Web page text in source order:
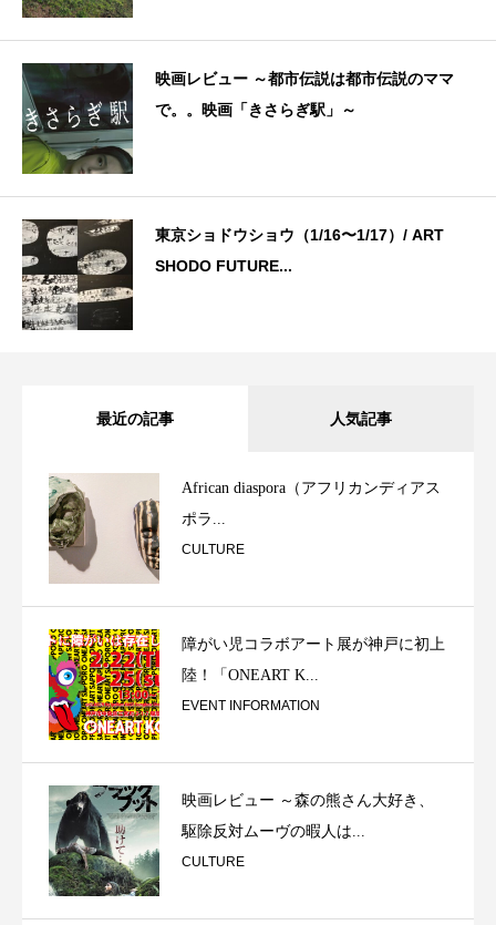
映画レビュー ～都市伝説は都市伝説のママ
で。。映画「きさらぎ駅」～
東京ショドウショウ（1/16〜1/17）/ ART
SHODO FUTURE...
最近の記事 人気記事
African diaspora（アフリカンディアス
ポラ...
CULTURE
障がい児コラボアート展が神戸に初上
陸！「ONEART K...
EVENT INFORMATION
映画レビュー ～森の熊さん大好き、
駆除反対ムーヴの暇人は...
CULTURE